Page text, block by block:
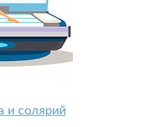
и солярий